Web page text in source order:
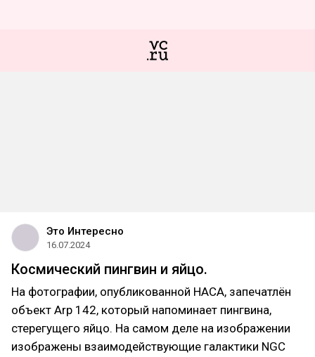
Это Интересно
16.07.2024
Космический пингвин и яйцо.
На фотографии, опубликованной НАСА, запечатлён
объект Arp 142, который напоминает пингвина,
стерегущего яйцо. На самом деле на изображении
изображены взаимодействующие галактики NGC